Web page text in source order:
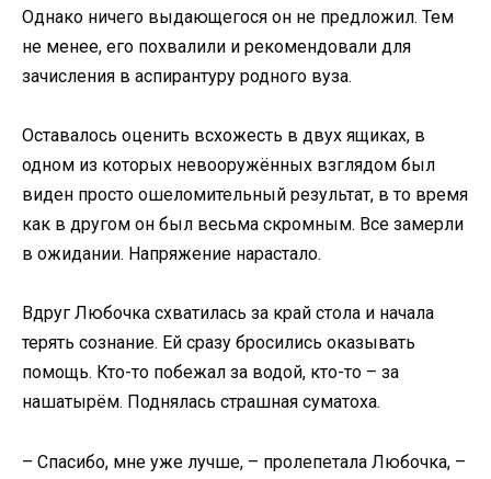
Однако ничего выдающегося он не предложил. Тем
не менее, его похвалили и рекомендовали для
зачисления в аспирантуру родного вуза.
Оставалось оценить всхожесть в двух ящиках, в
одном из которых невооружённых взглядом был
виден просто ошеломительный результат, в то время
как в другом он был весьма скромным. Все замерли
в ожидании. Напряжение нарастало.
Вдруг Любочка схватилась за край стола и начала
терять сознание. Ей сразу бросились оказывать
помощь. Кто-то побежал за водой, кто-то – за
нашатырём. Поднялась страшная суматоха.
– Спасибо, мне уже лучше, – пролепетала Любочка, –